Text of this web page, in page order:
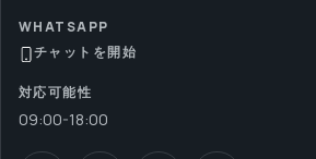
WHATSAPP
チャットを開始
対応可能性
09:00-18:00